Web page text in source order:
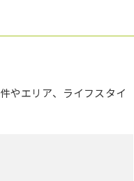
やエリア、ライフスタイ